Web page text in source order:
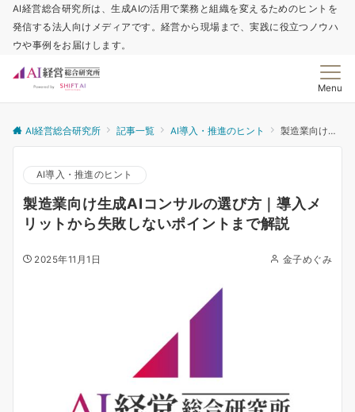
AI経営総合研究所は、生成AIの活用で業務と組織を変えるためのヒントを
発信する法人向けメディアです。経営から現場まで、実践に役立つノウハ
ウや事例をお届けします。
Menu
AI経営総合研究所 記事一覧 AI導入・推進のヒント 製造業向け生成AIコンサルの選び方｜導入メリットから失敗しないポイントまで解説
AI導入・推進のヒント
製造業向け生成AIコンサルの選び方｜導入メ
リットから失敗しないポイントまで解説
2025年11月1日 金子めぐみ